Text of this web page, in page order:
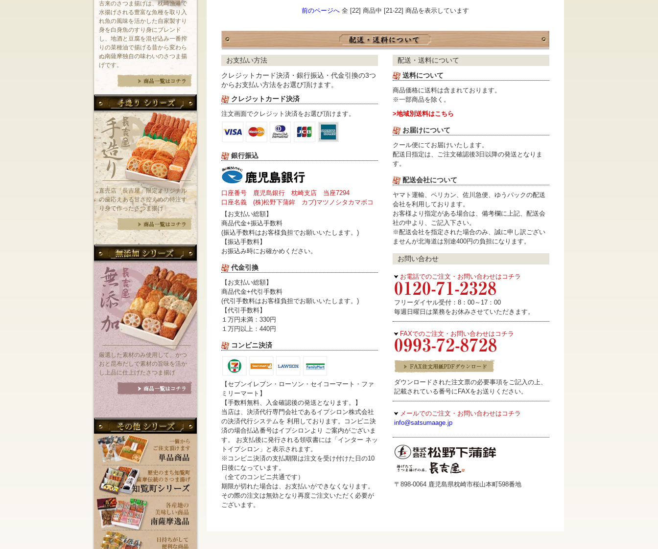
前のページへ 全 [22] 商品中 [21-22] 商品を表示しています
お支払い方法
クレジットカード決済・銀行振込・代金引換の3つ
からお支払い方法をお選び頂けます。
クレジットカード決済
注文画面でクレジット決済をお選び頂けます。
銀行振込
口座番号 鹿児島銀行 枕崎支店 当座7294
口座名義 (株)松野下蒲鉾 カブ)マツノシタカマボコ
【お支払い総額】
商品代金+振込手数料
(振込手数料はお客様負担でお願いいたします。)
【振込手数料】
お振込み時にお確かめください。
代金引換
【お支払い総額】
商品代金+代引手数料
(代引手数料はお客様負担でお願いいたします。)
【代引手数料】
１万円未満：330円
１万円以上：440円
コンビニ決済
【セブンイレブン・ローソン・セイコーマート・ファ
ミリーマート】
【手数料無料、入金確認後の発送となります。】
当店は、決済代行専門会社であるイプシロン株式会社
の決済代行システムを 利用しております。コンビニ決
済の場合払込番号はイプシロンより ご案内がございま
す。 お支払後に発行される領収書には「インター ネッ
トイプシロン」と表示されます。
※コンビニ決済の支払期限は注文を受け付けた日の10
日後になっています。
（全てのコンビニ共通です）
期限が切れた場合は、お支払いができなくなります。
その際の注文は無効となり再度ご注文いただく必要が
ございます。
配送・送料について
送料について
商品価格に送料は含まれております。
※一部商品を除く。
>地域別送料はこちら
お届けについて
クール便にてお届けいたします。
配送日指定は、ご注文確認後3日以降の発送となりま
す。
配送会社について
ヤマト運輸、ペリカン、佐川急便、ゆうパックの配送
会社を利用しております。
お客様より指定がある場合は、備考欄に上記、配送会
社の中より、ご記入下さい。
※配送会社を指定された場合のみ、誠に申し訳ござい
ませんが北海道は別途400円の負担になります。
お問い合わせ
お電話でのご注文・お問い合わせはコチラ
フリーダイヤル受付：8：00～17：00
毎週日曜日は業務をお休みさせていただきます。
FAXでのご注文・お問い合わせはコチラ
ダウンロードされた注文票の必要事項をご記入の上、
記載されている番号にFAXをお送りください。
メールでのご注文・お問い合わせはコチラ
info@satsumaage.jp
〒898-0064 鹿児島県枕崎市桜山本町598番地
古来のさつま揚げは、枕崎漁港で
水揚げされる豊富な魚種を取り入
れ魚の風味を活かした自家製すり
身を白身魚のすり身にブレンド
し、地酒と豆腐を混ぜ込み一番搾
りの菜種油で揚げる昔から変わら
ぬ南薩摩独自の味わいのさつま揚
げです。
直売店「長吉屋」限定オリジナル
の歯応えある甘さ控えめの特注す
り身で作ったさつま揚げ
厳選した素材のみ使用して、かつ
おと昆布だしで素材の旨味を活か
し上品に仕上げたさつま揚げ